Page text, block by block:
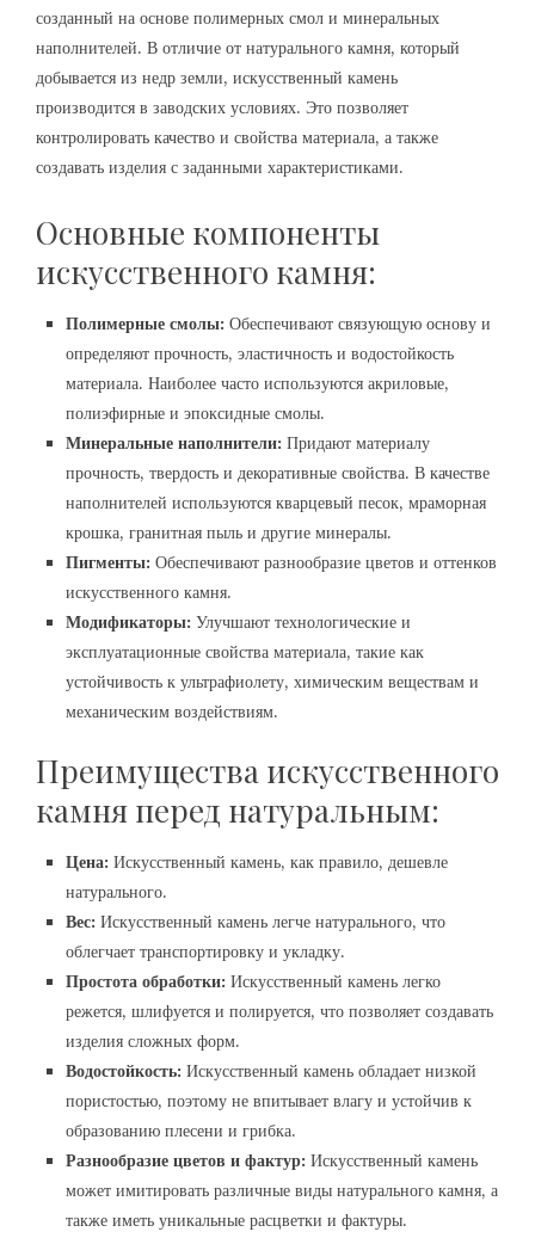
созданный на основе полимерных смол и минеральных
наполнителей. В отличие от натурального камня, который
добывается из недр земли, искусственный камень
производится в заводских условиях. Это позволяет
контролировать качество и свойства материала, а также
создавать изделия с заданными характеристиками.
Основные компоненты
искусственного камня:
Полимерные смолы: Обеспечивают связующую основу и
определяют прочность, эластичность и водостойкость
материала. Наиболее часто используются акриловые,
полиэфирные и эпоксидные смолы.
Минеральные наполнители: Придают материалу
прочность, твердость и декоративные свойства. В качестве
наполнителей используются кварцевый песок, мраморная
крошка, гранитная пыль и другие минералы.
Пигменты: Обеспечивают разнообразие цветов и оттенков
искусственного камня.
Модификаторы: Улучшают технологические и
эксплуатационные свойства материала, такие как
устойчивость к ультрафиолету, химическим веществам и
механическим воздействиям.
Преимущества искусственного
камня перед натуральным:
Цена: Искусственный камень, как правило, дешевле
натурального.
Вес: Искусственный камень легче натурального, что
облегчает транспортировку и укладку.
Простота обработки: Искусственный камень легко
режется, шлифуется и полируется, что позволяет создавать
изделия сложных форм.
Водостойкость: Искусственный камень обладает низкой
пористостью, поэтому не впитывает влагу и устойчив к
образованию плесени и грибка.
Разнообразие цветов и фактур: Искусственный камень
может имитировать различные виды натурального камня, а
также иметь уникальные расцветки и фактуры.